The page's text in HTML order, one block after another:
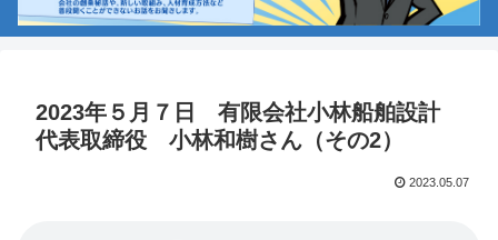
2023年５月７日 有限会社小林船舶設計
代表取締役 小林和樹さん（その2）
2023.05.07